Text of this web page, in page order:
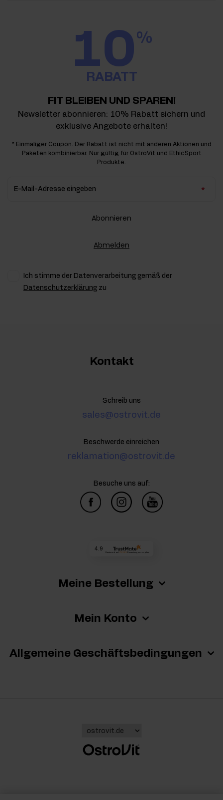
10%
RABATT
FIT BLEIBEN UND SPAREN!
Newsletter abonnieren: 10% Rabatt sichern und
exklusive Angebote erhalten!
* Einmaliger Coupon. Der Rabatt ist nicht mit anderen Aktionen und
Paketen kombinierbar. Nur gültig für OstroVit und EthicSport
Produkte.
E-Mail-Adresse eingeben
Abonnieren
Abmelden
Ich stimme der Datenverarbeitung gemäß der
Datenschutzerklärung zu
Meine Bestellung
Mein Konto
Allgemeine Geschäftsbedingungen
Kontakt
Schreib uns
sales@ostrovit.de
Beschwerde einreichen
reklamation@ostrovit.de
Besuche uns auf:
4.9
Basierend auf 73 223 Bewertungenvon jeher